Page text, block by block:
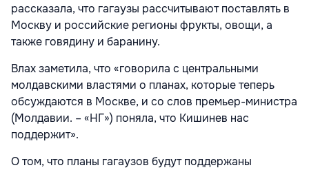
рассказала, что гагаузы рассчитывают поставлять в
Москву и российские регионы фрукты, овощи, а
также говядину и баранину.
Влах заметила, что «говорила с центральными
молдавскими властями о планах, которые теперь
обсуждаются в Москве, и со слов премьер-министра
(Молдавии. – «НГ») поняла, что Кишинев нас
поддержит».
О том, что планы гагаузов будут поддержаны